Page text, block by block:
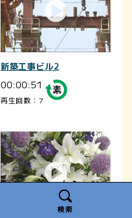
検索
新築工事ビル2
00:00:51
再生回数：7